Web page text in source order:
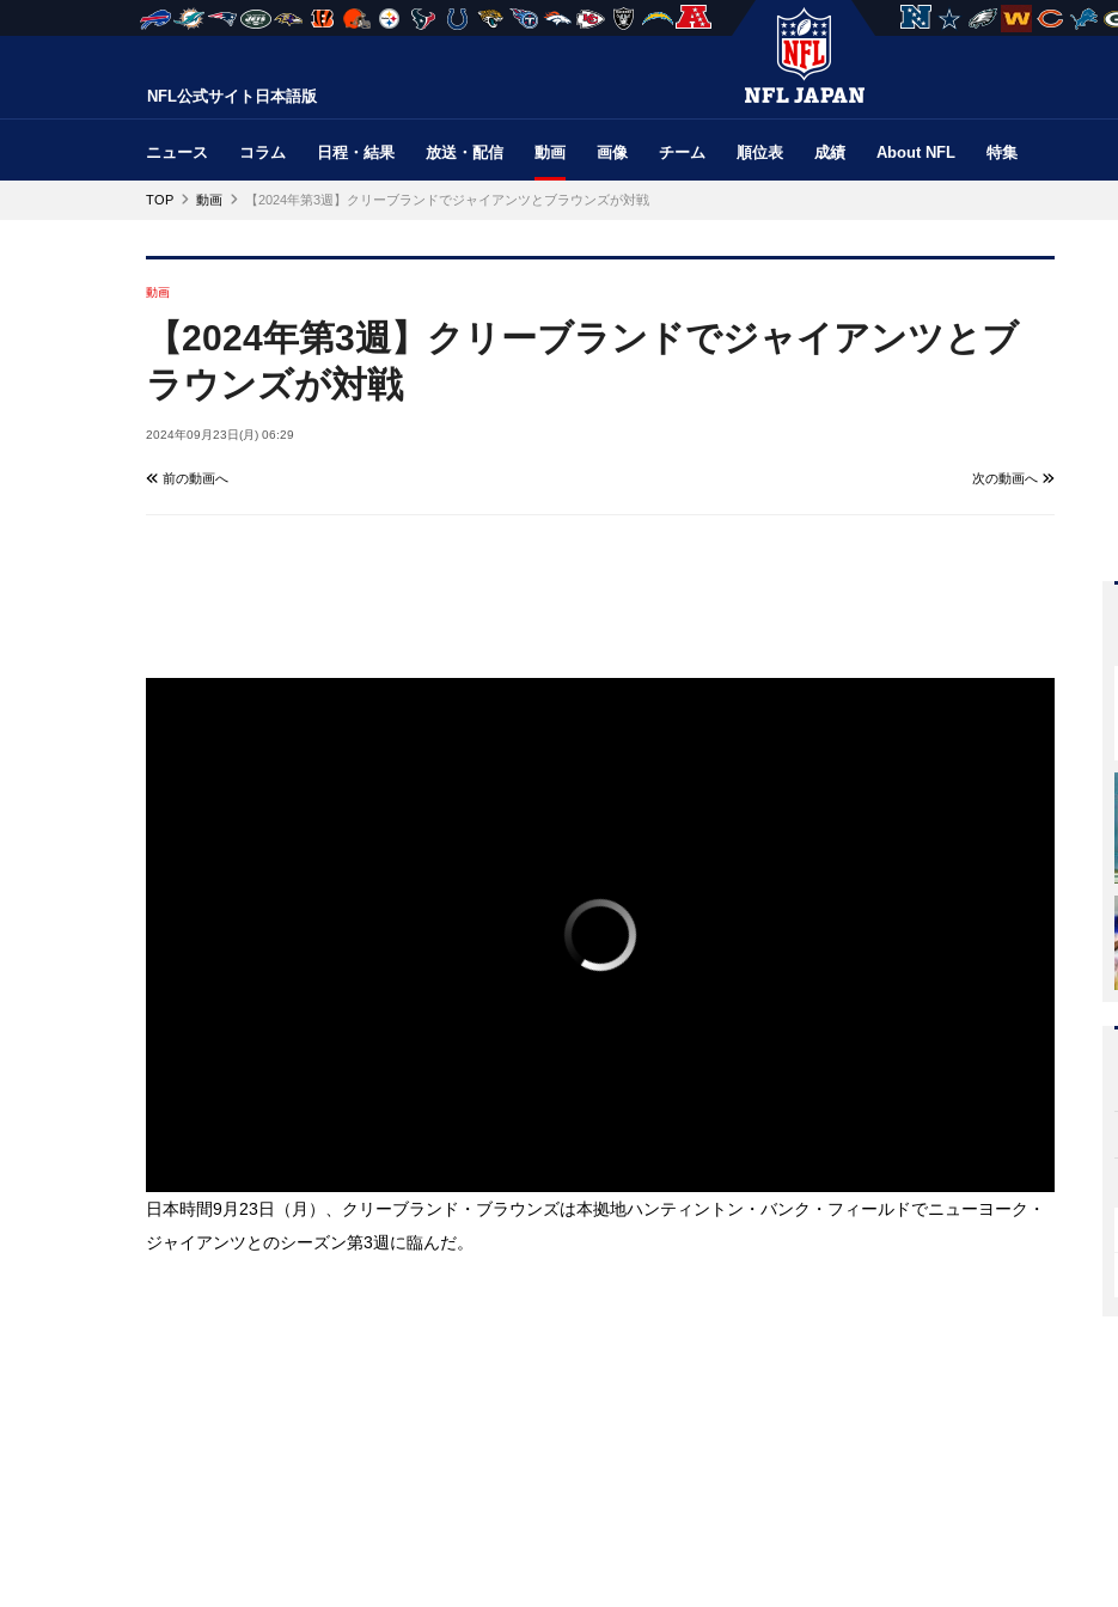
NFL公式サイト日本語版
ニュース コラム 日程・結果 放送・配信 動画 画像 チーム 順位表 成績 About NFL 特集
TOP 動画 【2024年第3週】クリーブランドでジャイアンツとブラウンズが対戦
動画
【2024年第3週】クリーブランドでジャイアンツとブ
ラウンズが対戦
2024年09月23日(月) 06:29
前の動画へ 次の動画へ
日本時間9月23日（月）、クリーブランド・ブラウンズは本拠地ハンティントン・バンク・フィールドでニューヨーク・
ジャイアンツとのシーズン第3週に臨んだ。